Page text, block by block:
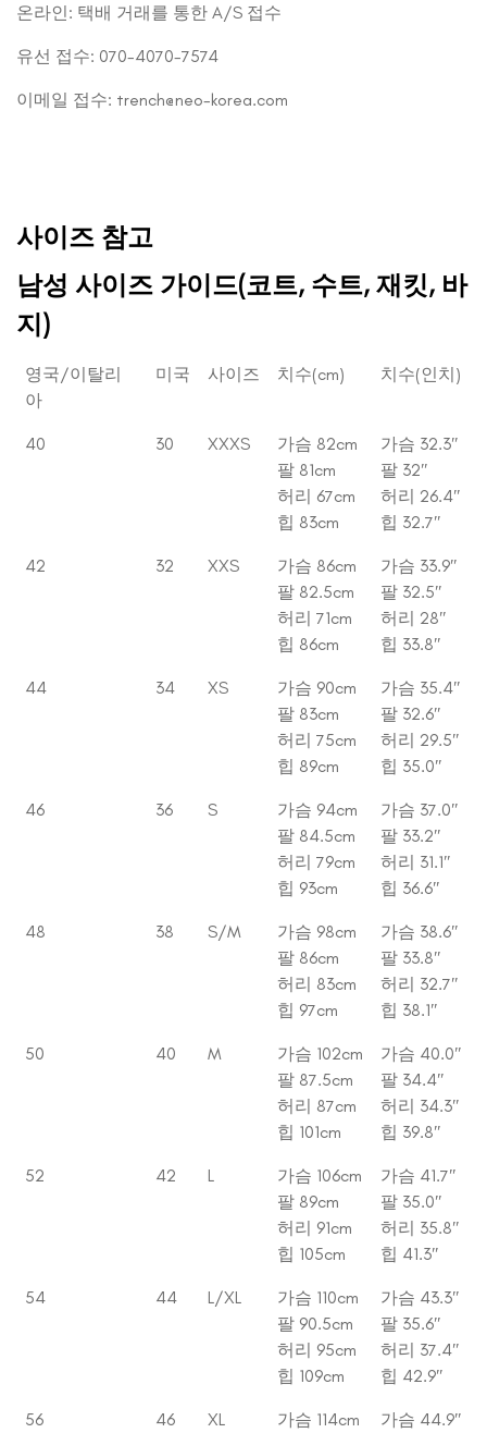
온라인: 택배 거래를 통한 A/S 접수
유선 접수: 070-4070-7574
이메일 접수: trench@neo-korea.com
사이즈 참고
남성 사이즈 가이드(코트, 수트, 재킷, 바
지)
영국/이탈리
아
미국 사이즈 치수(cm) 치수(인치)
40 30 XXXS
가슴 82cm
팔 81cm
허리 67cm
힙 83cm
가슴 32.3″
팔 32″
허리 26.4″
힙 32.7″
42 32 XXS
가슴 86cm
팔 82.5cm
허리 71cm
힙 86cm
가슴 33.9″
팔 32.5″
허리 28″
힙 33.8″
44 34 XS
가슴 90cm
팔 83cm
허리 75cm
힙 89cm
가슴 35.4″
팔 32.6″
허리 29.5″
힙 35.0″
46 36 S
가슴 94cm
팔 84.5cm
허리 79cm
힙 93cm
가슴 37.0″
팔 33.2″
허리 31.1″
힙 36.6″
48 38 S/M
가슴 98cm
팔 86cm
허리 83cm
힙 97cm
가슴 38.6″
팔 33.8″
허리 32.7″
힙 38.1″
50 40 M
가슴 102cm
팔 87.5cm
허리 87cm
힙 101cm
가슴 40.0″
팔 34.4″
허리 34.3″
힙 39.8″
52 42 L
가슴 106cm
팔 89cm
허리 91cm
힙 105cm
가슴 41.7″
팔 35.0″
허리 35.8″
힙 41.3″
54 44 L/XL
가슴 110cm
팔 90.5cm
허리 95cm
힙 109cm
가슴 43.3″
팔 35.6″
허리 37.4″
힙 42.9″
56 46 XL
가슴 114cm
가슴 44.9″